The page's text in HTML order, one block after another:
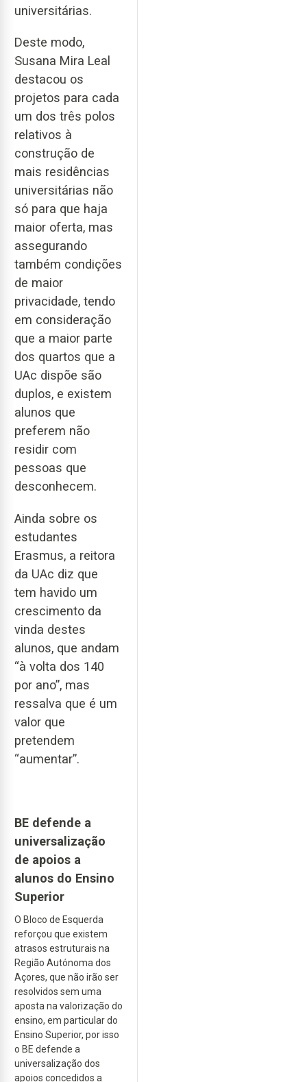
universitárias.
Deste modo,
Susana Mira Leal
destacou os
projetos para cada
um dos três polos
relativos à
construção de
mais residências
universitárias não
só para que haja
maior oferta, mas
assegurando
também condições
de maior
privacidade, tendo
em consideração
que a maior parte
dos quartos que a
UAc dispõe são
duplos, e existem
alunos que
preferem não
residir com
pessoas que
desconhecem.
Ainda sobre os
estudantes
Erasmus, a reitora
da UAc diz que
tem havido um
crescimento da
vinda destes
alunos, que andam
“à volta dos 140
por ano”, mas
ressalva que é um
valor que
pretendem
“aumentar”.
BE defende a
universalização
de apoios a
alunos do Ensino
Superior
O Bloco de Esquerda
reforçou que existem
atrasos estruturais na
Região Autónoma dos
Açores, que não irão ser
resolvidos sem uma
aposta na valorização do
ensino, em particular do
Ensino Superior, por isso
o BE defende a
universalização dos
apoios concedidos a